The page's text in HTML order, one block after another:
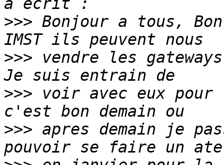
>>> Bonjour a tous,
>>> vendre les
>>> voir avec eux pour
>>> apres demain je